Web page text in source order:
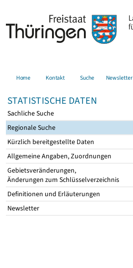
Home Kontakt Suche Newsletter
STATISTISCHE DATEN
Sachliche Suche
Regionale Suche
Kürzlich bereitgestellte Daten
Allgemeine Angaben, Zuordnungen
Gebietsveränderungen,
Änderungen zum Schlüsselverzeichnis
Definitionen und Erläuterungen
Newsletter